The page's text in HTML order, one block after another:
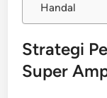
Handal
Strategi
Super